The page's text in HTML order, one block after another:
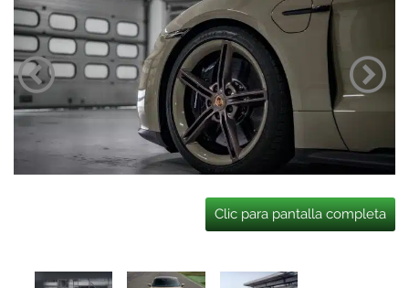
Clic para pantalla completa